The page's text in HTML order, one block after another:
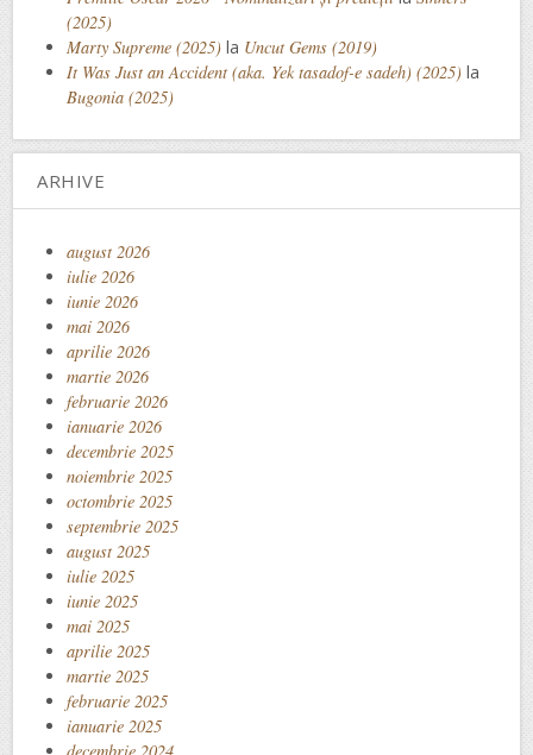
(2025)
Marty Supreme (2025) la Uncut Gems (2019)
It Was Just an Accident (aka. Yek tasadof-e sadeh) (2025) la
Bugonia (2025)
ARHIVE
august 2026
iulie 2026
iunie 2026
mai 2026
aprilie 2026
martie 2026
februarie 2026
ianuarie 2026
decembrie 2025
noiembrie 2025
octombrie 2025
septembrie 2025
august 2025
iulie 2025
iunie 2025
mai 2025
aprilie 2025
martie 2025
februarie 2025
ianuarie 2025